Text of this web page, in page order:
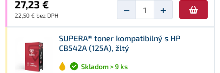
27,23 €
22,50 € bez DPH − +
SUPERA® toner kompatibilný s HP
CB542A (125A), žltý
Skladom > 9 ks